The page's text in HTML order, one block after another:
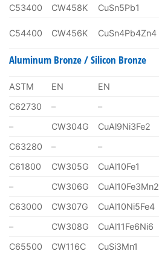
C53400 CW458K CuSn5Pb1
C54400 CW456K CuSn4Pb4Zn4
Aluminum Bronze / Silicon Bronze
ASTM EN EN
C62730
– –
–
CW304G CuAl9Ni3Fe2
C63280
– –
C61800
CW305G CuAl10Fe1
–
CW306G CuAl10Fe3Mn2
C63000
CW307G CuAl10Ni5Fe4
–
CW308G CuAl11Fe6Ni6
C65500
CW116C CuSi3Mn1